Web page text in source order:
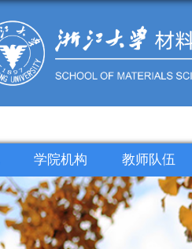
学院机构 教师队伍